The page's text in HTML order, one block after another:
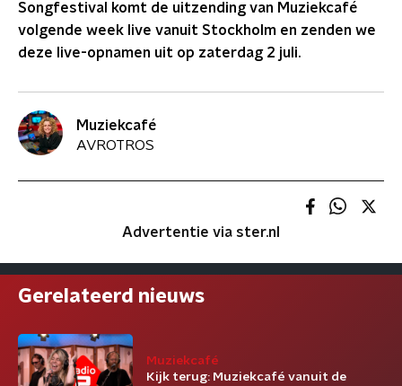
Songfestival komt de uitzending van Muziekcafé
volgende week live vanuit Stockholm en zenden we
deze live-opnamen uit op zaterdag 2 juli.
Muziekcafé
AVROTROS
Advertentie via ster.nl
Gerelateerd nieuws
Muziekcafé
Kijk terug: Muziekcafé vanuit de